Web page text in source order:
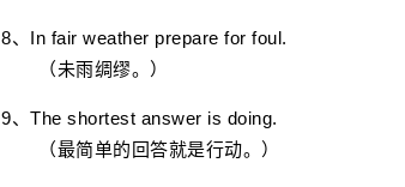
8、In fair weather prepare for foul.
（未雨绸缪。）
9、The shortest answer is doing.
（最简单的回答就是行动。）